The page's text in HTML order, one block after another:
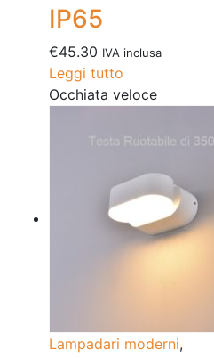
IP65
€45.30 IVA inclusa
Leggi tutto
Occhiata veloce
Lampadari moderni,